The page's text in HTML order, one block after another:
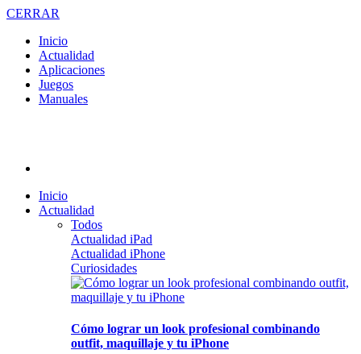
CERRAR
Inicio
Actualidad
Aplicaciones
Juegos
Manuales
Inicio
Actualidad
Todos
Actualidad iPad
Actualidad iPhone
Curiosidades
Cómo lograr un look profesional combinando
outfit, maquillaje y tu iPhone